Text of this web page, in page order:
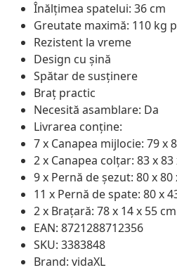
Înălțimea spatelui: 36 cm
Greutate maximă: 110 kg
Rezistent la vreme
Design cu șină
Spătar de susținere
Braț practic
Necesită asamblare: Da
Livrarea conține:
7 x Canapea mijlocie: 79 x
2 x Canapea colțar: 83 x 83
9 x Pernă de șezut: 80 x 80
11 x Pernă de spate: 80 x
2 x Brațară: 78 x 14 x 55
EAN: 8721288712356
SKU: 3383848
Brand: vidaXL